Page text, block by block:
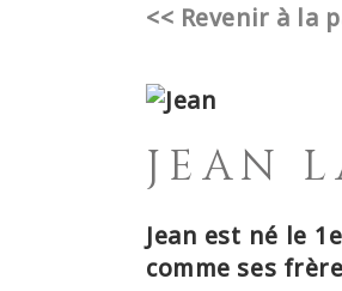
<< Revenir à la
JEAN
Jean est né le
comme ses